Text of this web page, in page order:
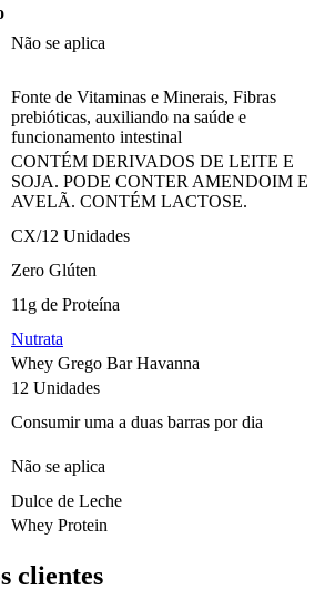
Não se aplica
Fonte de Vitaminas e Minerais, Fibras
prebióticas, auxiliando na saúde e
funcionamento intestinal
CONTÉM DERIVADOS DE LEITE E
SOJA. PODE CONTER AMENDOIM E
AVELÃ. CONTÉM LACTOSE.
CX/12 Unidades
Zero Glúten
11g de Proteína
Nutrata
Whey Grego Bar Havanna
12 Unidades
Consumir uma a duas barras por dia
Não se aplica
Dulce de Leche
Whey Protein
clientes